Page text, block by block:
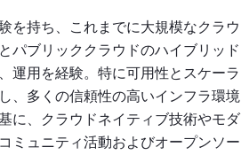
を持ち、これまでに大規模なクラウ
パブリッククラウドのハイブリッド
運用を経験。特に可用性とスケーラ
、多くの信頼性の高いインフラ環境
に、クラウドネイティブ技術やモダ
ミュニティ活動およびオープンソー